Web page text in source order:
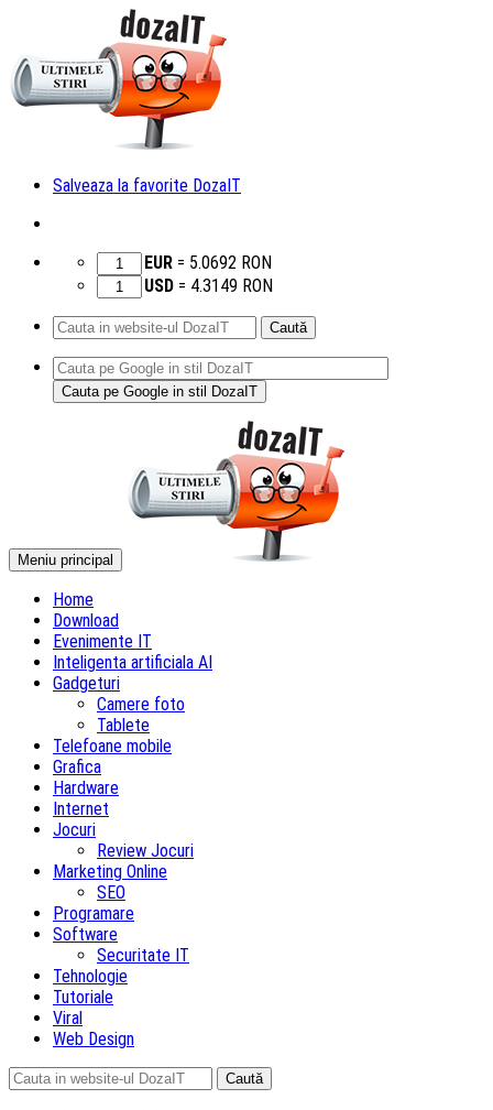
Salveaza la favorite DozaIT
EUR = 5.0692 RON
USD = 4.3149 RON
Caută
după:
Meniu principal
Home
Download
Evenimente IT
Inteligenta artificiala AI
Gadgeturi
Camere foto
Tablete
Telefoane mobile
Grafica
Hardware
Internet
Jocuri
Review Jocuri
Marketing Online
SEO
Programare
Software
Securitate IT
Tehnologie
Tutoriale
Viral
Web Design
Caută
după: